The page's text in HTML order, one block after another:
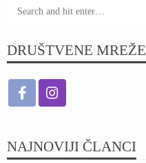
DRUŠTVENE MREŽE
NAJNOVIJI ČLANCI